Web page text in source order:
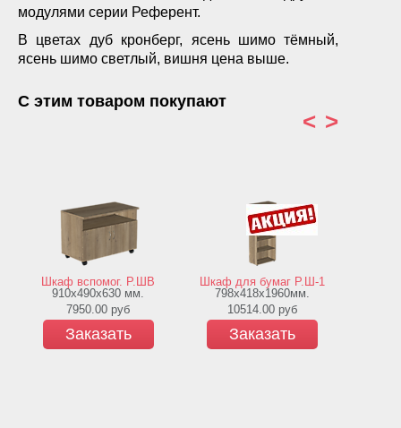
модулями серии Референт.
В цветах дуб кронберг, ясень шимо тёмный,
ясень шимо светлый, вишня цена выше.
С этим товаром покупают
< >
Шкаф вспомог. Р.ШВ
910х490х630 мм.
7950.00 руб
Заказать
Шкаф для бумаг Р.Ш-1
798х418х1960мм.
10514.00 руб
Заказать